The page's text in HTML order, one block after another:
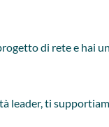
di rete e hai
leader, ti